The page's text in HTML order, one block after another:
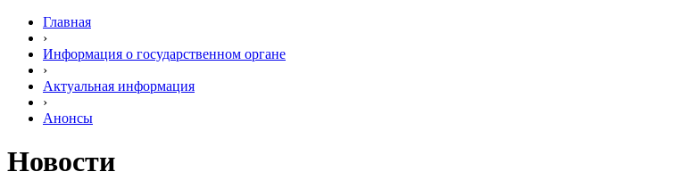
Главная
›
Информация о государственном органе
›
Актуальная информация
›
Анонсы
Новости